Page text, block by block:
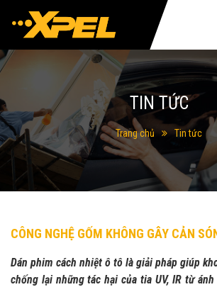
TIN TỨC
Trang chủ Tin tức
CÔNG NGHỆ GỐM KHÔNG GÂY CẢN
Dán phim cách nhiệt ô tô là giải pháp giúp
chống lại những tác hại của tia UV, IR từ